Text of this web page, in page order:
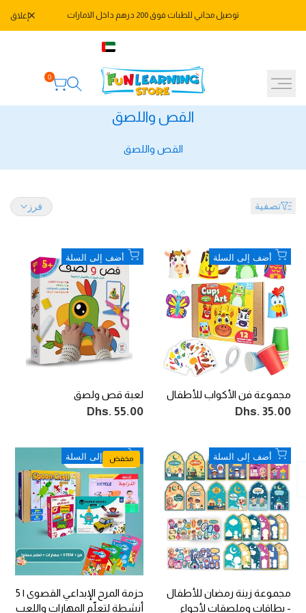
توصيل مجاني للطبات فوق 200 درهم داخل الامارات إغلاق
0
القص واللصق
القص واللصق
تصفية فرز
أضف
إلى
قائمة
الرغبات
أضف إلى السلة
مجموعة فن الأكواب للأطفال
سعر
Dhs. 35.00
أضف
قائمة
الرغبات
أضف إلى السلة
لعبة قص ولصق
سعر
Dhs. 55.00
أضف
إلى
قائمة
الرغبات
أضف إلى السلة
مجموعة زينة رمضان للأطفال
- بطاقات وملصقات لأجواء
مخفض
أضف
إلى
قائمة
الرغبات
أضف إلى السلة
حزمة المرح الإبداعي القصوى | 5
أنشطة لتعلّم المهارات واللعب